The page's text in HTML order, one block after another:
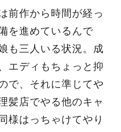
前作から時間が経っ
を進めているんで
も三人いる状況。成
エディもちょっと抑
で、それに準じてや
髪店でやる他のキャ
様はっちゃけてやり